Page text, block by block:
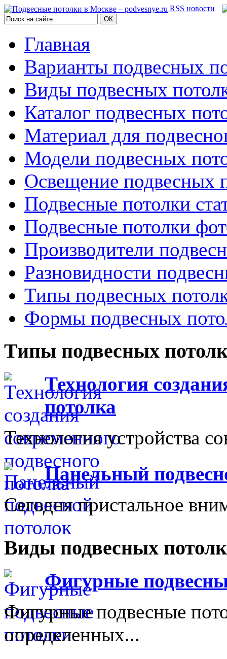
RSS новости
Главная
Варианты подвесных
Виды подвесных
Каталог подвесных
Материал для
Модели подвесных
Освещение подвесных
Подвесные потолки
Подвесные потолки
Производители
Разновидности
Типы подвесных
Формы подвесных
Типы подвесных
Технология
потолка
Технология устройства
Панельный
Сегодня пристальное
Виды подвесных
Фигурные
Фигурные подвесные
определенных...